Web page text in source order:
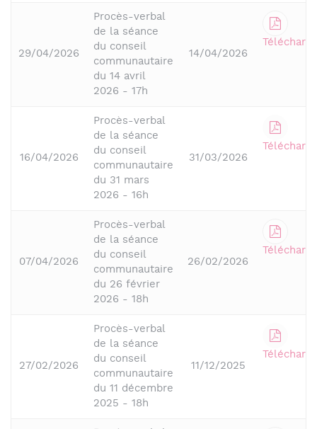
29/04/2026
Procès-verbal
de la séance
du conseil
communautaire
du 14 avril
2026 - 17h
14/04/2026
16/04/2026
Procès-verbal
de la séance
du conseil
communautaire
du 31 mars
2026 - 16h
31/03/2026
07/04/2026
Procès-verbal
de la séance
du conseil
communautaire
du 26 février
2026 - 18h
26/02/2026
27/02/2026
Procès-verbal
de la séance
du conseil
communautaire
du 11 décembre
2025 - 18h
11/12/2025